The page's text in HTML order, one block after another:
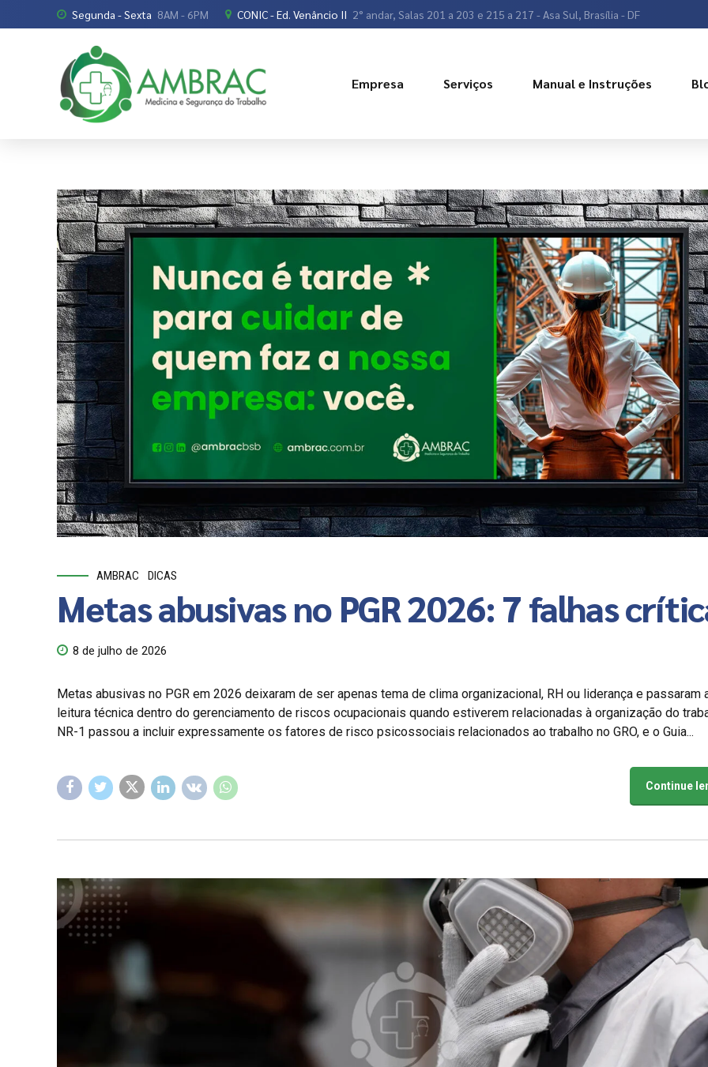
Segunda - Sexta 8AM - 6PM CONIC - Ed. Venâncio II 2° andar, Salas 201 a 203 e 215 a 217 - Asa Sul, Brasília - DF
Empresa Serviços Manual e Instruções
AMBRAC DICAS
Metas abusivas no PGR 2026: 7 falhas
8 de julho de 2026
Metas abusivas no PGR em 2026 deixaram de ser apenas tema de clima organizacional, RH ou liderança e passaram
leitura técnica dentro do gerenciamento de riscos ocupacionais quando estiverem relacionadas à organização do
NR-1 passou a incluir expressamente os fatores de risco psicossociais relacionados ao trabalho no GRO, e o Guia...
Continue